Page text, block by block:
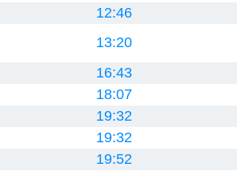
12:46
13:20
16:43
18:07
19:32
19:32
19:52